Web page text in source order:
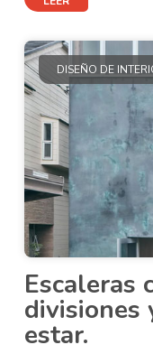
DISEÑO DE
Escaleras
divisiones
estar.